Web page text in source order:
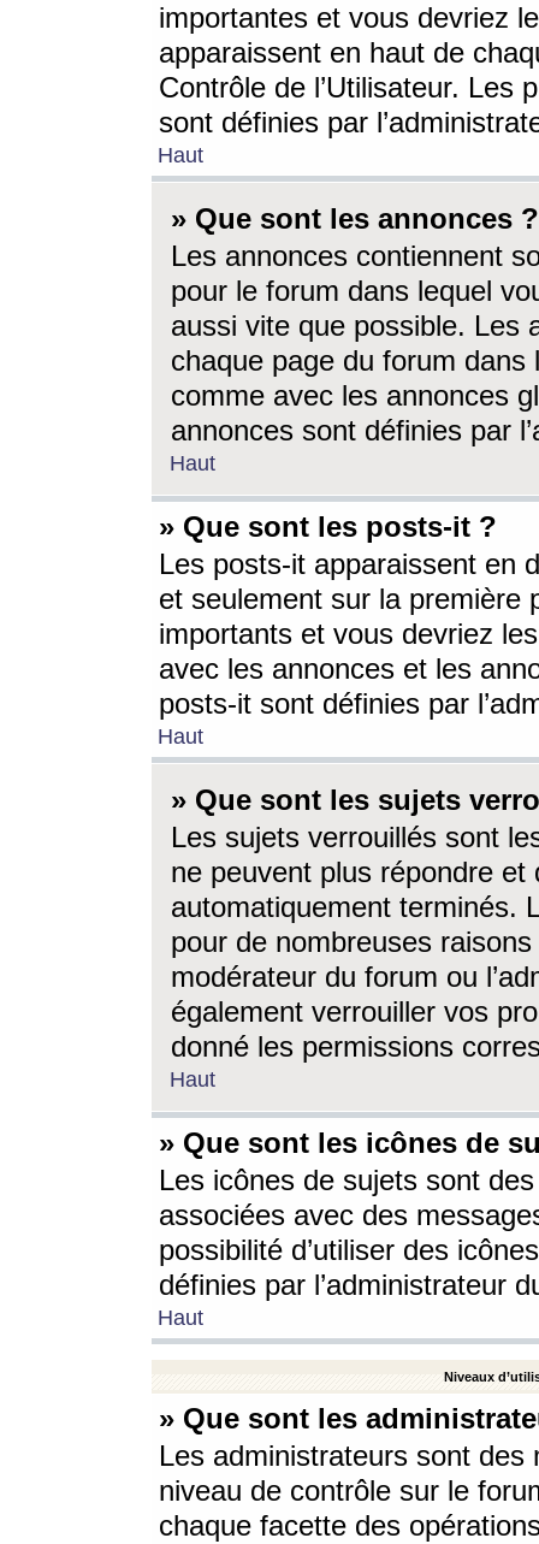
importantes et vous devriez
apparaissent en haut de
Contrôle de l’Utilisateur. Les
sont définies par
Haut
» Que sont les annonces ?
Les annonces contiennent
pour le forum dans lequel
aussi vite que possible. Les
chaque page du forum dans
comme avec les annonces
annonces sont définies par
Haut
» Que sont les posts-it ?
Les posts-it apparaissent en
et seulement sur la première
importants et vous devriez
avec les annonces et les
posts-it sont définies par
Haut
» Que sont les sujets
Les sujets verrouillés sont
ne peuvent plus répondre
automatiquement terminés.
pour de nombreuses
modérateur du forum ou
également verrouiller vos
donné les permissions
Haut
» Que sont les icônes de
Les icônes de sujets sont
associées avec des
possibilité d’utiliser des
définies par l’administrateur
Haut
Niveaux
» Que sont les
Les administrateurs sont
niveau de contrôle sur le
chaque facette des